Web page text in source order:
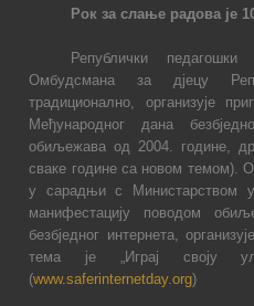
Рок за слање радова је
Републички
Омбудсмана за дјецу
традиционално, организује
Међународног дана
обиљежава од 2004. године,
сваке године са новом темом).
у сарадњи с Министарством
манифестацију поводом
безбједног интернета,
тема је „Играј своју
(www.saferinternetday.org)